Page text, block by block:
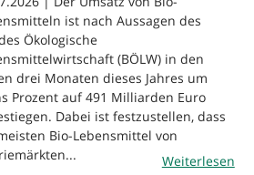
ist nach Aussagen des
Ökologische
(BÖLW) in den
drei Monaten dieses Jahres um
Prozent auf 491 Milliarden Euro
Dabei ist festzustellen, dass
Bio-Lebensmittel von
Weiterlesen